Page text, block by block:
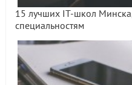
15 лучших IT-школ
специальностям